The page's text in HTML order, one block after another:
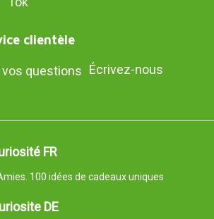
clientèle
Écrivez-nous
FR
100 idées de cadeaux uniques
DE